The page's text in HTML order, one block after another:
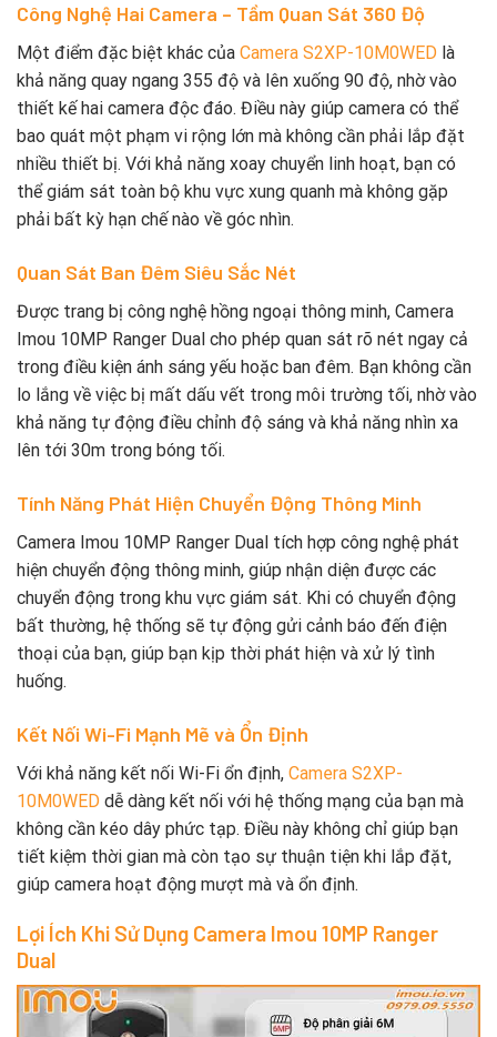
Công Nghệ Hai Camera – Tầm Quan Sát 360 Độ
Một điểm đặc biệt khác của Camera S2XP-10M0WED là
khả năng quay ngang 355 độ và lên xuống 90 độ, nhờ vào
thiết kế hai camera độc đáo. Điều này giúp camera có thể
bao quát một phạm vi rộng lớn mà không cần phải lắp đặt
nhiều thiết bị. Với khả năng xoay chuyển linh hoạt, bạn có
thể giám sát toàn bộ khu vực xung quanh mà không gặp
phải bất kỳ hạn chế nào về góc nhìn.
Quan Sát Ban Đêm Siêu Sắc Nét
Được trang bị công nghệ hồng ngoại thông minh, Camera
Imou 10MP Ranger Dual cho phép quan sát rõ nét ngay cả
trong điều kiện ánh sáng yếu hoặc ban đêm. Bạn không cần
lo lắng về việc bị mất dấu vết trong môi trường tối, nhờ vào
khả năng tự động điều chỉnh độ sáng và khả năng nhìn xa
lên tới 30m trong bóng tối.
Tính Năng Phát Hiện Chuyển Động Thông Minh
Camera Imou 10MP Ranger Dual tích hợp công nghệ phát
hiện chuyển động thông minh, giúp nhận diện được các
chuyển động trong khu vực giám sát. Khi có chuyển động
bất thường, hệ thống sẽ tự động gửi cảnh báo đến điện
thoại của bạn, giúp bạn kịp thời phát hiện và xử lý tình
huống.
Kết Nối Wi-Fi Mạnh Mẽ và Ổn Định
Với khả năng kết nối Wi-Fi ổn định, Camera S2XP-
10M0WED dễ dàng kết nối với hệ thống mạng của bạn mà
không cần kéo dây phức tạp. Điều này không chỉ giúp bạn
tiết kiệm thời gian mà còn tạo sự thuận tiện khi lắp đặt,
giúp camera hoạt động mượt mà và ổn định.
Lợi Ích Khi Sử Dụng Camera Imou 10MP Ranger
Dual